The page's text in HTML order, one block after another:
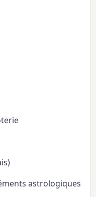
astrologiques